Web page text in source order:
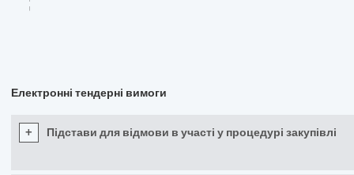
Електронні тендерні вимоги
+ Підстави для відмови в участі у процедурі закупівлі